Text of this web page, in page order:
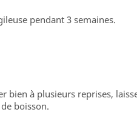
pendant 3 semaines.
bien à plusieurs reprises,
boisson.